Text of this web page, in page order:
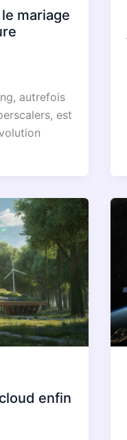
mariage
autrefois
est
enfin